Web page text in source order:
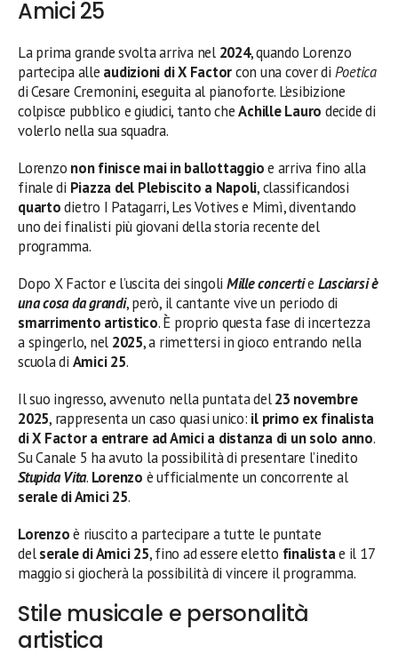
Amici 25
La prima grande svolta arriva nel 2024, quando Lorenzo
partecipa alle audizioni di X Factorcon una cover di Poetica
di Cesare Cremonini, eseguita al pianoforte. L’esibizione
colpisce pubblico e giudici, tanto cheAchille Lauro decide di
volerlo nella sua squadra.
Lorenzo non finisce mai in ballottaggioe arriva fino alla
finale di Piazza del Plebiscito a Napoli, classificandosi
quartodietro I Patagarri, Les Votives e Mimì, diventando
uno dei finalisti più giovani della storia recente del
programma.
Dopo X Factor e l’uscita dei singoli Mille concertie Lasciarsi è
una cosa da grandi, però, il cantante vive un periodo di
smarrimento artistico. È proprio questa fase di incertezza
a spingerlo, nel 2025, a rimettersi in gioco entrando nella
scuola di Amici 25.
Il suo ingresso, avvenuto nella puntata del23 novembre
2025, rappresenta un caso quasi unico: il primo ex finalista
di X Factor a entrare ad Amici a distanza di un solo anno.
Su Canale 5 ha avuto la possibilità di presentare l’inedito
Stupida Vita. Lorenzo è ufficialmente un concorrente al
serale di Amici 25.
Lorenzoè riuscito a partecipare a tutte le puntate
delserale di Amici 25, fino ad essere eletto finalistae il 17
maggio si giocherà la possibilità di vincere il programma.
Stile musicale e personalità
artistica